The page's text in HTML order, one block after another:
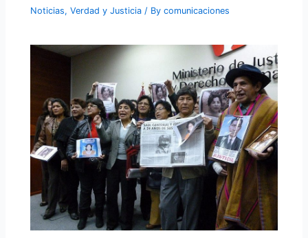
Noticias,Verdad y Justicia / Bycomunicaciones